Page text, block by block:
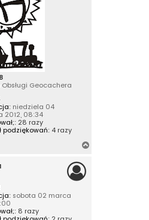
s
ę
z
D
o
m
i
n
1
Geocachera
niedziela 04
2012, 08:34
28 razy
podziękowań: 4 razy
sobota 02 marca
8 razy